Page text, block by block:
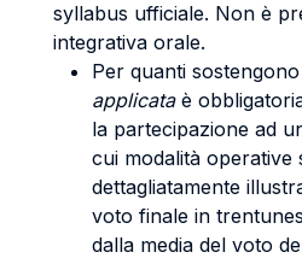
syllabus ufficiale. Non è
integrativa orale.
Per quanti sostengono
applicataè
la partecipazione ad
cui modalità operative
dettagliatamente
voto finale in
dalla media del voto